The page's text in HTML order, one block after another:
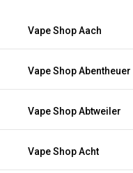
Vape Shop Aach
Vape Shop Abentheuer
Vape Shop Abtweiler
Vape Shop Acht